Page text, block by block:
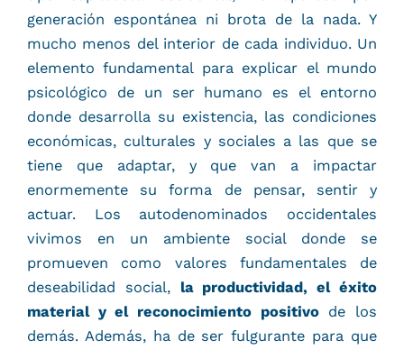
generación espontánea ni brota de la nada. Y
mucho menos del interior de cada individuo. Un
elemento fundamental para explicar el mundo
psicológico de un ser humano es el entorno
donde desarrolla su existencia, las condiciones
económicas, culturales y sociales a las que se
tiene que adaptar, y que van a impactar
enormemente su forma de pensar, sentir y
actuar. Los autodenominados occidentales
vivimos en un ambiente social donde se
promueven como valores fundamentales de
deseabilidad social, la productividad, el éxito
material y el reconocimiento positivode los
demás. Además, ha de ser fulgurante para que